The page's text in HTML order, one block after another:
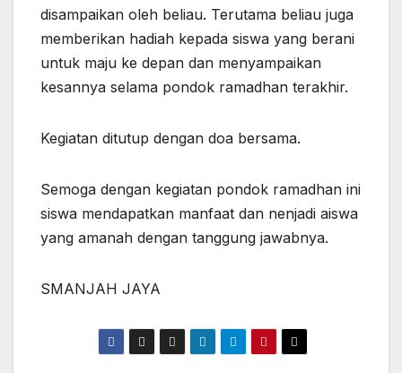
disampaikan oleh beliau. Terutama beliau juga
memberikan hadiah kepada siswa yang berani
untuk maju ke depan dan menyampaikan
kesannya selama pondok ramadhan terakhir.
Kegiatan ditutup dengan doa bersama.
Semoga dengan kegiatan pondok ramadhan ini
siswa mendapatkan manfaat dan nenjadi aiswa
yang amanah dengan tanggung jawabnya.
SMANJAH JAYA